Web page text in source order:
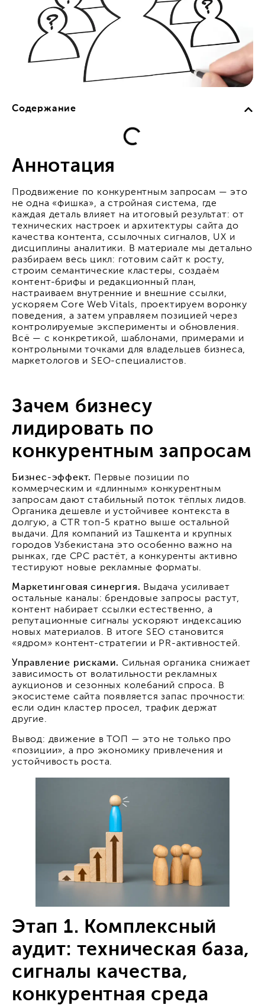
Содержание
Аннотация
Продвижение по конкурентным запросам — это
не одна «фишка», а стройная система, где
каждая деталь влияет на итоговый результат: от
технических настроек и архитектуры сайта до
качества контента, ссылочных сигналов, UX и
дисциплины аналитики. В материале мы детально
разбираем весь цикл: готовим сайт к росту,
строим семантические кластеры, создаём
контент-брифы и редакционный план,
настраиваем внутренние и внешние ссылки,
ускоряем Core Web Vitals, проектируем воронку
поведения, а затем управляем позицией через
контролируемые эксперименты и обновления.
Всё — с конкретикой, шаблонами, примерами и
контрольными точками для владельцев бизнеса,
маркетологов и SEO-специалистов.
Зачем бизнесу
лидировать по
конкурентным запросам
Бизнес-эффект.
Первые позиции по
коммерческим и «длинным» конкурентным
запросам дают стабильный поток тёплых лидов.
Органика дешевле и устойчивее контекста в
долгую, а CTR топ-5 кратно выше остальной
выдачи. Для компаний из Ташкента и крупных
городов Узбекистана это особенно важно на
рынках, где CPC растёт, а конкуренты активно
тестируют новые рекламные форматы.
Маркетинговая синергия. Выдача усиливает
остальные каналы: брендовые запросы растут,
контент набирает ссылки естественно, а
репутационные сигналы ускоряют индексацию
новых материалов. В итоге SEO становится
«ядром» контент-стратегии и PR-активностей.
Управление рисками. Сильная органика снижает
зависимость от волатильности рекламных
аукционов и сезонных колебаний спроса. В
экосистеме сайта появляется запас прочности:
если один кластер просел, трафик держат
другие.
Вывод: движение в ТОП — это не только про
«позиции», а про экономику привлечения и
устойчивость роста.
Этап 1. Комплексный
аудит: техническая база,
сигналы качества,
конкурентная среда